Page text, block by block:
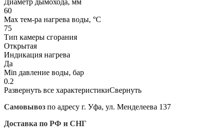
60
Мах тем-ра нагрева воды, °С
75
Тип камеры сгорания
Открытая
Индикация нагрева
Да
Min давление воды, бар
0.2
Развернуть все характеристикиСвернуть
Самовывоз по адресу г. Уфа, ул. Менделеева 137
Доставка по РФ и СНГ